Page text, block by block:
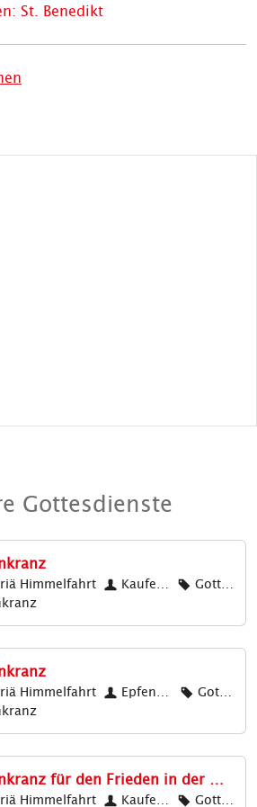
St. Benedikt
Gottesdienste
Himmelfahrt
Himmelfa
Katholisc
Himmelfahrt
ä Himmelfa
Gotte
e, Kathol
für den Frieden in der Wel
Himmelfahrt